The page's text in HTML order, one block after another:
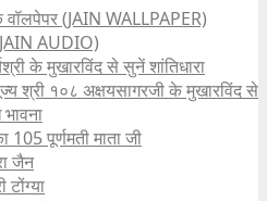
वॉलपेपर (JAIN WALLPAPER)
AUDIO)
के मुखारविंद से सुनें शांतिधारा
श्री १०८ अक्षयसागरजी के मुखारविंद से
105 पूर्णमती माता जी
जैन
टोंग्या